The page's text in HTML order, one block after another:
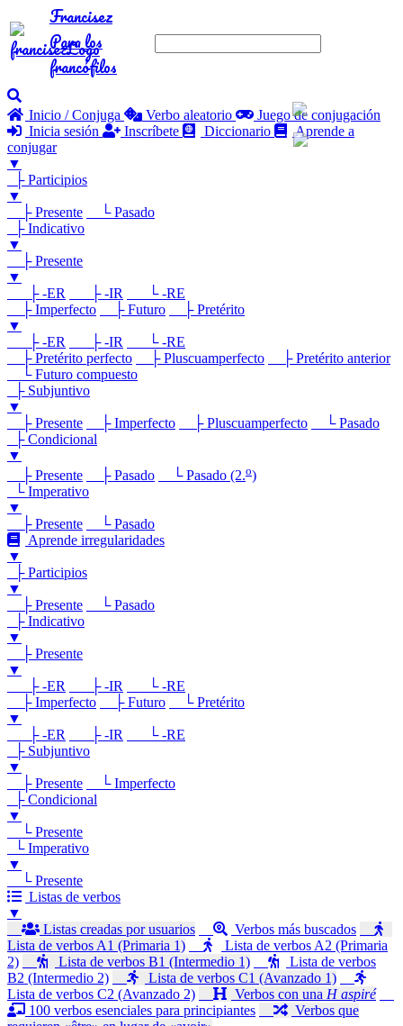
Francisez
Para los
francófilos
Inicio / Conjuga Verbo aleatorio
Juego de conjugación
Inicia sesión
Inscríbete Diccionario
Aprende a
conjugar
▼
├ Participios
▼
├ Presente
└ Pasado
├ Indicativo
▼
├ Presente
▼
├ -ER
├ -IR
└ -RE
├ Imperfecto
├ Futuro
├ Pretérito
▼
├ -ER
├ -IR
└ -RE
├ Pretérito perfecto
├ Pluscuamperfecto
├ Pretérito anterior
└ Futuro compuesto
├ Subjuntivo
▼
├ Presente
├ Imperfecto ├ Pluscuamperfecto
└ Pasado
├ Condicional
▼
├ Presente
├ Pasado └ Pasado (2.o)
└ Imperativo
▼
├ Presente
└ Pasado
Aprende irregularidades
▼
├ Participios
▼
├ Presente
└ Pasado
├ Indicativo
▼
├ Presente
▼
├ -ER
├ -IR
└ -RE
├ Imperfecto
├ Futuro
└ Pretérito
▼
├ -ER
├ -IR
└ -RE
├ Subjuntivo
▼
├ Presente
└ Imperfecto
├ Condicional
▼
└ Presente
└ Imperativo
▼
└ Presente
Listas de verbos
▼
Listas creadas por usuarios
Verbos más buscados
Lista de verbos A1 (Primaria 1)
Lista de verbos A2 (Primaria
2)
Lista de verbos B1 (Intermedio 1)
Lista de verbos
B2 (Intermedio 2)
Lista de verbos C1 (Avanzado 1)
Lista de verbos C2 (Avanzado 2)
Verbos con una H aspiré
100 verbos esenciales para principiantes
Verbos que